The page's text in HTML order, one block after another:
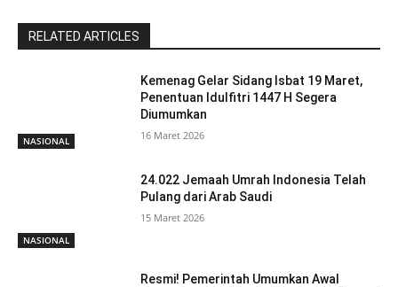
RELATED ARTICLES
NASIONAL
Kemenag Gelar Sidang Isbat 19 Maret,
Penentuan Idulfitri 1447 H Segera
Diumumkan
16 Maret 2026
NASIONAL
24.022 Jemaah Umrah Indonesia Telah
Pulang dari Arab Saudi
15 Maret 2026
Resmi! Pemerintah Umumkan Awal